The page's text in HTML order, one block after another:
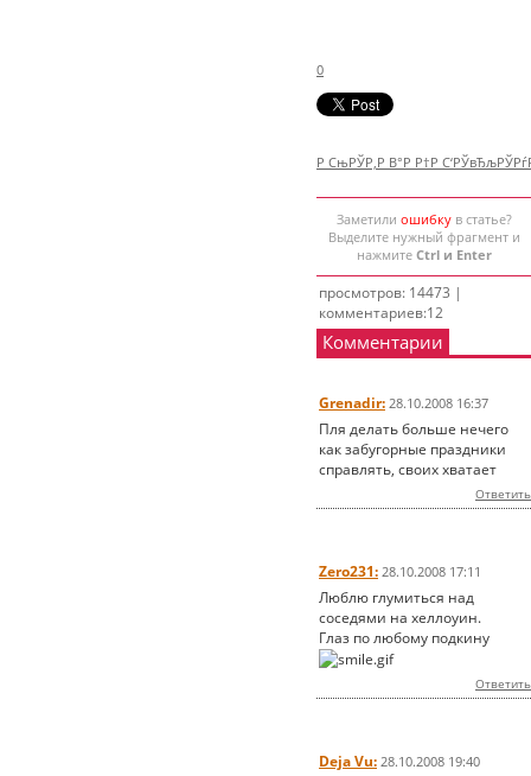
0
Р СњРЎР‚Р В°Р Р†Р
Заметили ошибкув статье?
Выделите нужный фрагмент и
нажмите Ctrl и Enter
просмотров: 14473 |
комментариев:12
Комментарии
Grenadir: 28.10.2008 16:37
Пля делать больше нечего
как забугорные праздники
справлять, своих хватает
Ответить
Zero231: 28.10.2008 17:11
Люблю глумиться над
соседями на хеллоуин.
Глаз по любому подкину
Ответить
Deja Vu: 28.10.2008 19:40